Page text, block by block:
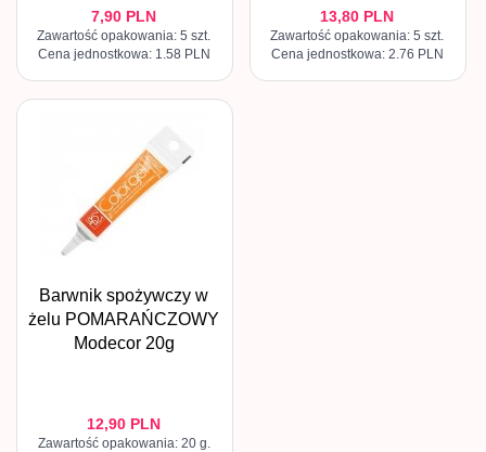
7,90 PLN
Zawartość opakowania: 5 szt.
Cena jednostkowa: 1.58 PLN
13,80 PLN
Zawartość opakowania: 5 szt.
Cena jednostkowa: 2.76 PLN
Barwnik spożywczy w
żelu POMARAŃCZOWY
Modecor 20g
12,90 PLN
Zawartość opakowania: 20 g.